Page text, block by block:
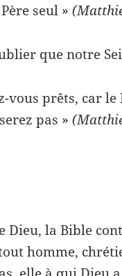
seul »
que notre
vous prêts, car le
pas »
Dieu, la Bible
homme,